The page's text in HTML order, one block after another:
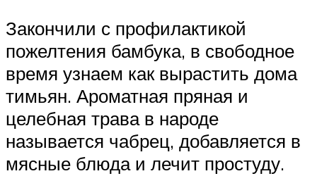
Закончили с профилактикой
пожелтения бамбука, в свободное
время узнаем как вырастить дома
тимьян. Ароматная пряная и
целебная трава в народе
называется чабрец, добавляется в
мясные блюда и лечит простуду.